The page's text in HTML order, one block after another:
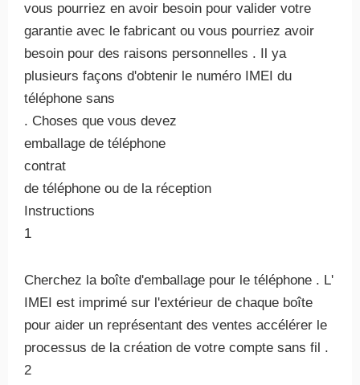
vous pourriez en avoir besoin pour valider votre
garantie avec le fabricant ou vous pourriez avoir
besoin pour des raisons personnelles . Il ya
plusieurs façons d'obtenir le numéro IMEI du
téléphone sans
. Choses que vous devez
emballage de téléphone
contrat
de téléphone ou de la réception
Instructions
1
Cherchez la boîte d'emballage pour le téléphone . L'
IMEI est imprimé sur l'extérieur de chaque boîte
pour aider un représentant des ventes accélérer le
processus de la création de votre compte sans fil .
2